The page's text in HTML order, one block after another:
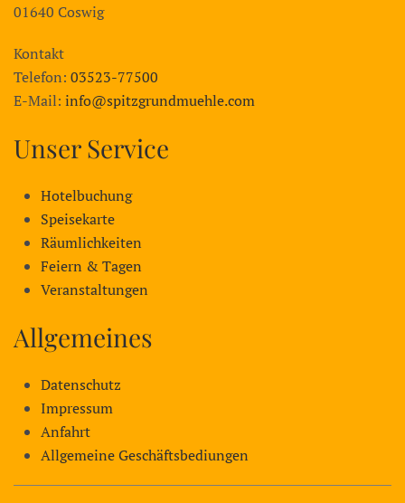
01640 Coswig
Kontakt
Telefon: 03523-77500
E-Mail: info@spitzgrundmuehle.com
Unser Service
Hotelbuchung
Speisekarte
Räumlichkeiten
Feiern & Tagen
Veranstaltungen
Allgemeines
Datenschutz
Impressum
Anfahrt
Allgemeine Geschäftsbediungen